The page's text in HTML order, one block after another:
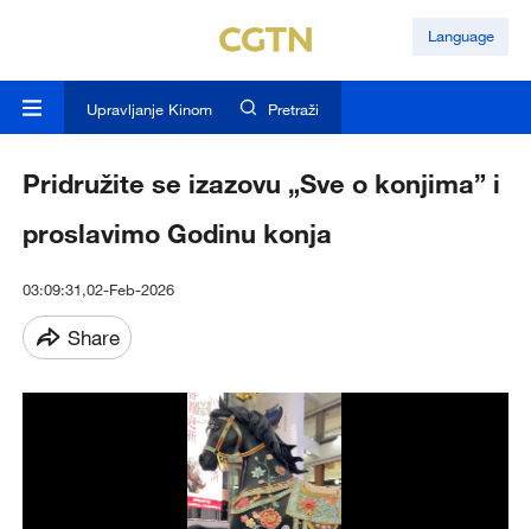
Language
Upravljanje Kinom Pretraži
Pridružite se izazovu „Sve o konjima” i
proslavimo Godinu konja
03:09:31,02-Feb-2026
Share